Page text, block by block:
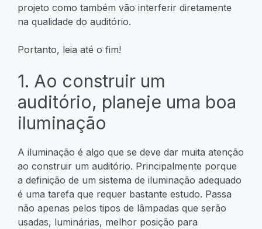
projeto como também vão interferir diretamente
na qualidade do auditório.
Portanto, leia até o fim!
1. Ao construir um
auditório, planeje uma boa
iluminação
A iluminação é algo que se deve dar muita atenção
ao construir um auditório. Principalmente porque
a definição de um sistema de iluminação adequado
é uma tarefa que requer bastante estudo. Passa
não apenas pelos tipos de lâmpadas que serão
usadas, luminárias, melhor posição para